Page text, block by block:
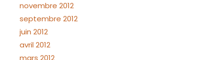
novembre 2012
septembre 2012
juin 2012
avril 2012
mars 2012